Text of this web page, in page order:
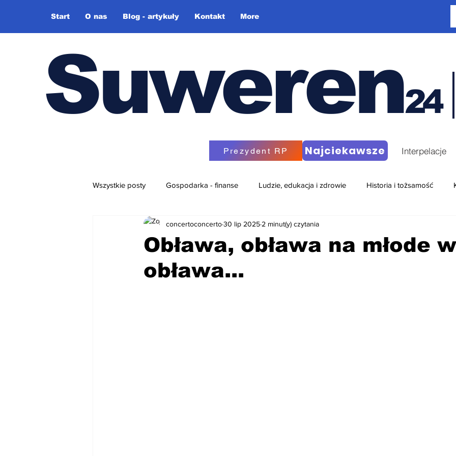
Start O nas Blog - artykuły Kontakt More
Suweren24
Prezydent RP Najciekawsze Interpelacje
Wszystkie posty Gospodarka - finanse Ludzie, edukacja i zdrowie Historia i tożsamość
Różne + video-blog
Obława, obława na młode
obława...
concertoconcerto30 lip 2025 2 minut(y) czytania